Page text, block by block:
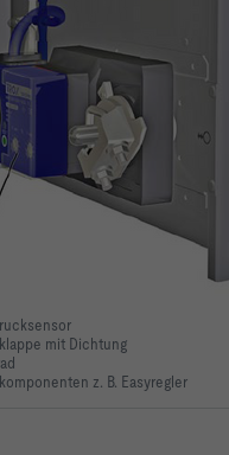
mit Dichtung
z. B. Easyregler